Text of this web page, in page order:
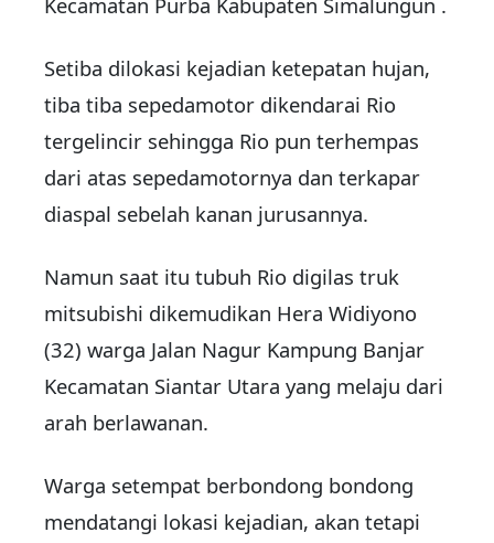
Setiba dilokasi kejadian ketepatan hujan,
tiba tiba sepedamotor dikendarai Rio
tergelincir sehingga Rio pun terhempas
dari atas sepedamotornya dan terkapar
diaspal sebelah kanan jurusannya.
Namun saat itu tubuh Rio digilas truk
mitsubishi dikemudikan Hera Widiyono
(32) warga Jalan Nagur Kampung Banjar
Kecamatan Siantar Utara yang melaju dari
arah berlawanan.
Warga setempat berbondong bondong
mendatangi lokasi kejadian, akan tetapi